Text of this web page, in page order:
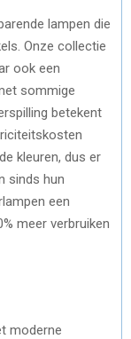
lampen die
Onze collectie
ook een
sommige
betekent
kleuren, dus er
sinds hun
een
meer verbruiken
moderne